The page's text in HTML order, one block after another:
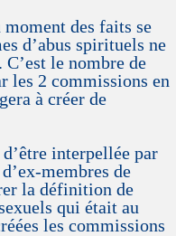
des faits se
d’abus spirituels ne
le nombre de
les 2 commissions en
à créer de
interpellée par
membres de
la définition de
qui était au
les commissions